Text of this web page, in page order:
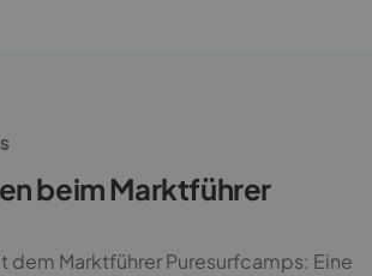
beim Marktführer
dem Marktführer Puresurfcamps: Eine